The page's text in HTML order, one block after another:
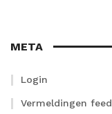
META
Login
Vermeldingen feed